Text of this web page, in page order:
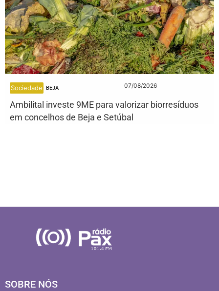
Sociedade BEJA 07/08/2026
Ambilital investe 9ME para valorizar biorresíduos
em concelhos de Beja e Setúbal
SOBRE NÓS